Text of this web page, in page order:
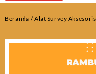
Beranda /Alat Survey Aksesoris